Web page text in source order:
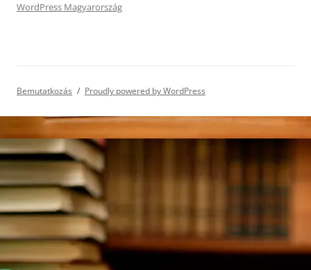
WordPress Magyarország
Bemutatkozás Proudly powered by WordPress